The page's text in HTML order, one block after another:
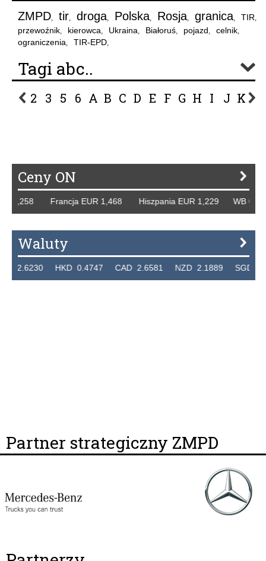
ZMPD, tir, droga, Polska, Rosja, granica, TIR,
przewoźnik, kierowca, Ukraina, Białoruś, pojazd, celnik,
ograniczenia, TIR-EPD,
Tagi abc..
2 3 5 6 A B C D E F G H I J K L
Ceny ON
Francja EUR 1,468 Hiszpania EUR 1,229 WB GBP
Waluty
HKD 0.4747 CAD 2.6581 NZD 2.1889 SGD
Partner strategiczny ZMPD